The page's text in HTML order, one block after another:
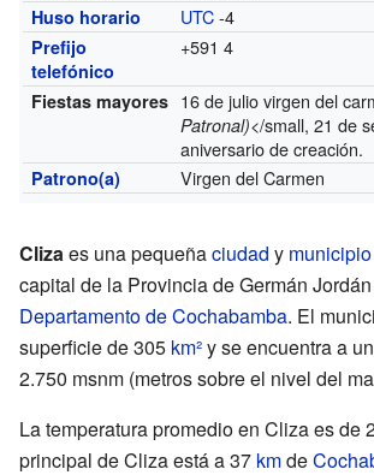
Huso horario UTC-4
Prefijo
telefónico
+591 4
Fiestas mayores 16 de julio virgen del
Patronal)</small, 21 de
aniversario de creación.
Patrono(a) Virgen del Carmen
Clizaes una pequeñaciudad y municipio
capital de la Provincia de Germán
Departamento de Cochabamba. El
superficie de 305 km²y se encuentra a
2.750 msnm (metros sobre el nivel del
La temperatura promedio en Cliza es de
principal de Cliza está a 37 kmde